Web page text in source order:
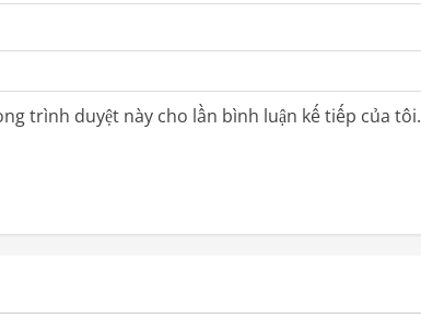
trình duyệt này cho lần bình luận kế tiếp của tôi.